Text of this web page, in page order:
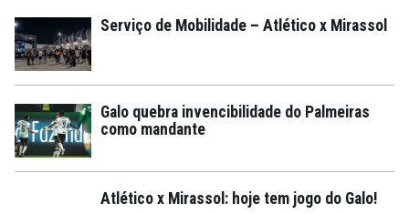
Serviço de Mobilidade – Atlético x Mirassol
Galo quebra invencibilidade do Palmeiras
como mandante
Atlético x Mirassol: hoje tem jogo do Galo!